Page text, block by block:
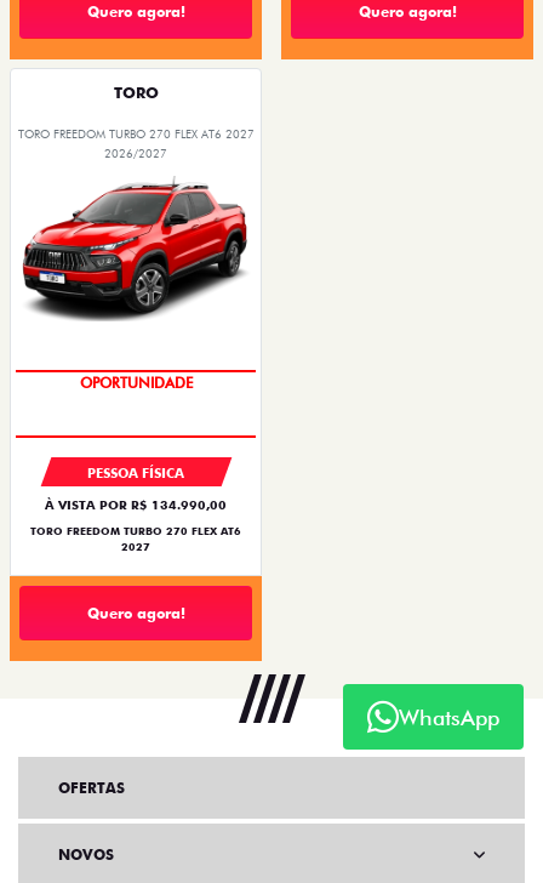
Quero agora! Quero agora!
TORO
TORO FREEDOM TURBO 270 FLEX AT6 2027
2026/2027
OPORTUNIDADE
PESSOA FÍSICA
À VISTA POR R$ 134.990,00
TORO FREEDOM TURBO 270 FLEX AT6
2027
Quero agora!
WhatsApp
OFERTAS
NOVOS